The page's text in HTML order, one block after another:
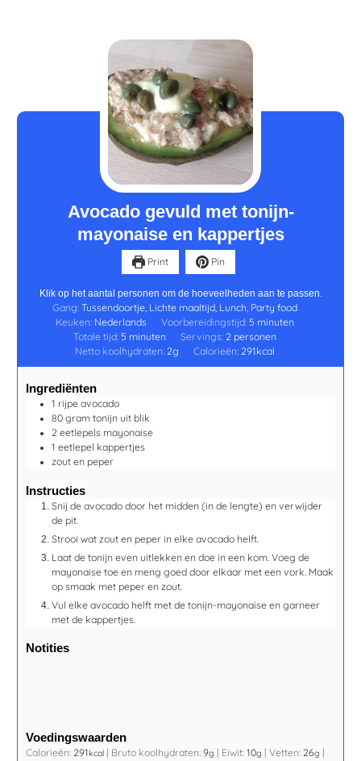
Avocado gevuld met tonijn-
mayonaise en kappertjes
Print Pin
Klik op het aantal personen om de hoeveelheden aan te passen.
Gang: Tussendoortje, Lichte maaltijd, Lunch, Party food
Keuken: Nederlands Voorbereidingstijd: 5 minuten
Totale tijd: 5
minuten
minuten Servings: 2 personen
Netto koolhydraten: 2g Calorieën: 291kcal
Ingrediënten
1 rijpe avocado
80 gram tonijn uit blik
2 eetlepels mayonaise
1 eetlepel kappertjes
zout en peper
Instructies
Snij de avocado door het midden (in de lengte) en verwijder
de pit.
Strooi wat zout en peper in elke avocado helft.
Laat de tonijn even uitlekken en doe in een kom. Voeg de
mayonaise toe en meng goed door elkaar met een vork. Maak
op smaak met peper en zout.
Vul elke avocado helft met de tonijn-mayonaise en garneer
met de kappertjes.
Notities
Voedingswaarden
Calorieën: 291kcal | Bruto koolhydraten:9g | Eiwit:10g |Vetten: 26g |